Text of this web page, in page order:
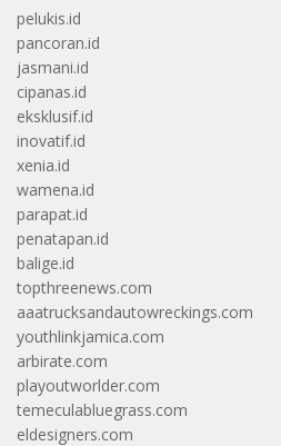
pelukis.id
pancoran.id
jasmani.id
cipanas.id
eksklusif.id
inovatif.id
xenia.id
wamena.id
parapat.id
penatapan.id
balige.id
topthreenews.com
aaatrucksandautowreckings.com
youthlinkjamica.com
arbirate.com
playoutworlder.com
temeculabluegrass.com
eldesigners.com